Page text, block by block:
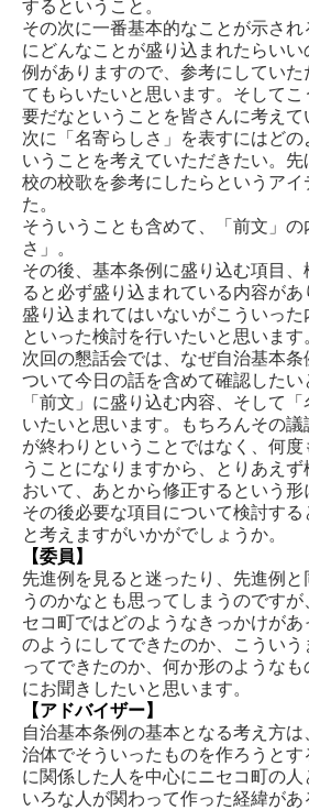
するということ。
その次に一番基本的なことが示され
にどんなことが盛り込まれたらい
例がありますので、参考にしてい
てもらいたいと思います。そして
要だなということを皆さんに考えて
次に「名寄らしさ」を表すにはどの
いうことを考えていただきたい。
校の校歌を参考にしたらというア
た。
そういうことも含めて、「前文」の
さ」。
その後、基本条例に盛り込む項目
ると必ず盛り込まれている内容が
盛り込まれてはいないがこういっ
といった検討を行いたいと思います
次回の懇話会では、なぜ自治基本
ついて今日の話を含めて確認した
「前文」に盛り込む内容、そして
いたいと思います。もちろんその議
が終わりということではなく、何
うことになりますから、とりあえ
おいて、あとから修正するという形
その後必要な項目について検討す
と考えますがいかがでしょうか。
【委員】
先進例を見ると迷ったり、先進例と
うのかなとも思ってしまうのです
セコ町ではどのようなきっかけが
のようにしてできたのか、こうい
ってできたのか、何か形のような
にお聞きしたいと思います。
【アドバイザー】
自治基本条例の基本となる考え方
治体でそういったものを作ろうとす
に関係した人を中心にニセコ町の
いろな人が関わって作った経緯が